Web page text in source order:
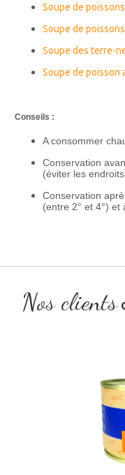
Soupe de
Soupe de
Soupe des terre-
Soupe de poisson
Conseils :
A consommer
Conservation
(éviter les
Conservation
(entre 2° et 4°)
Nos clients